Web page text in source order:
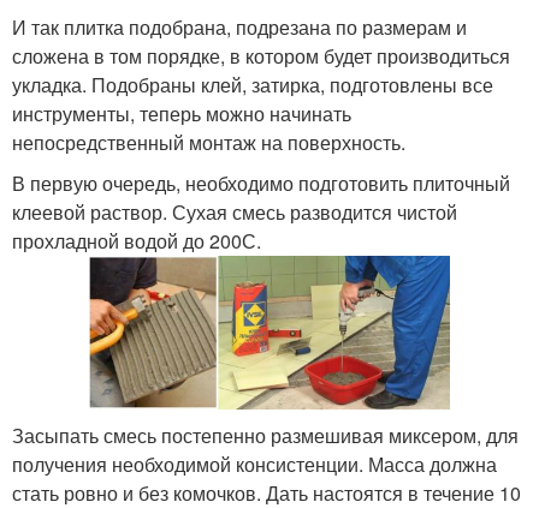
И так плитка подобрана, подрезана по размерам и
сложена в том порядке, в котором будет производиться
укладка. Подобраны клей, затирка, подготовлены все
инструменты, теперь можно начинать
непосредственный монтаж на поверхность.
В первую очередь, необходимо подготовить плиточный
клеевой раствор. Сухая смесь разводится чистой
прохладной водой до 200С.
Засыпать смесь постепенно размешивая миксером, для
получения необходимой консистенции. Масса должна
стать ровно и без комочков. Дать настоятся в течение 10